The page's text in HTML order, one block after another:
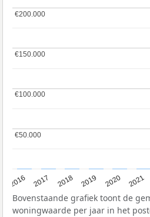
2016 2017 2018 2019 2020 2021
€50.000
€50.000
€100.000
€100.000
€150.000
€150.000
€200.000
€200.000
Bovenstaande grafiek toont de
woningwaarde per jaar in het